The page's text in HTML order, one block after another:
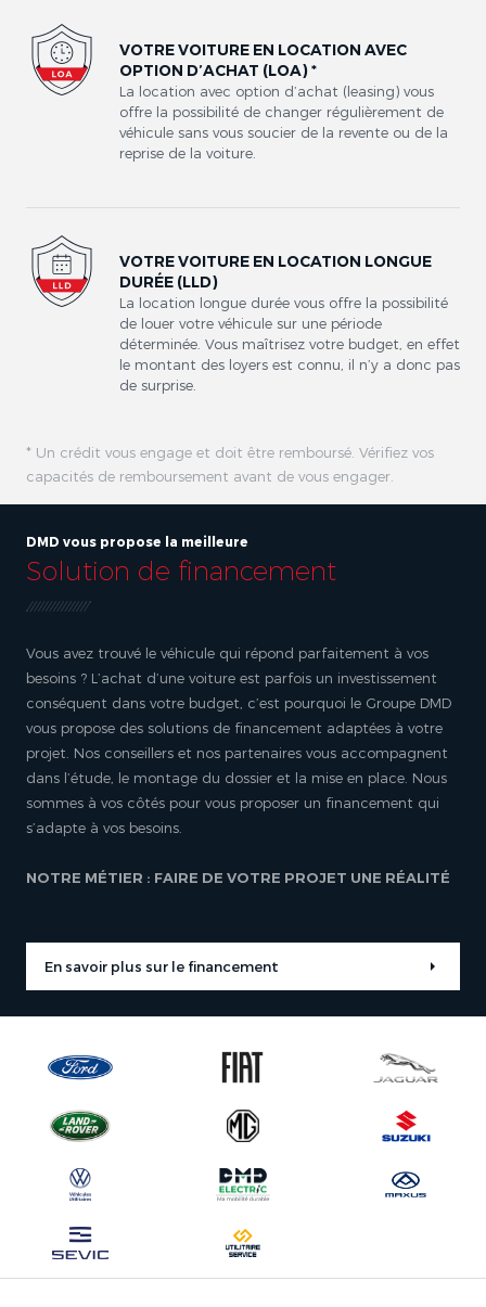
DMD vous propose la meilleure
Solution de financement
Vous avez trouvé le véhicule qui répond parfaitement à vos
besoins ? L’achat d’une voiture est parfois un investissement
conséquent dans votre budget, c’est pourquoi le Groupe DMD
vous propose des solutions de financement adaptées à votre
projet. Nos conseillers et nos partenaires vous accompagnent
dans l’étude, le montage du dossier et la mise en place. Nous
sommes à vos côtés pour vous proposer un financement qui
s’adapte à vos besoins.
NOTRE MÉTIER : FAIRE DE VOTRE PROJET UNE RÉALITÉ
En savoir plus sur le financement
VOTRE VOITURE EN LOCATION AVEC
OPTION D’ACHAT (LOA) *
La location avec option d’achat (leasing) vous
offre la possibilité de changer régulièrement de
véhicule sans vous soucier de la revente ou de la
reprise de la voiture.
VOTRE VOITURE EN LOCATION LONGUE
DURÉE (LLD)
La location longue durée vous offre la possibilité
de louer votre véhicule sur une période
déterminée. Vous maîtrisez votre budget, en effet
le montant des loyers est connu, il n’y a donc pas
de surprise.
* Un crédit vous engage et doit être remboursé. Vérifiez vos
capacités de remboursement avant de vous engager.